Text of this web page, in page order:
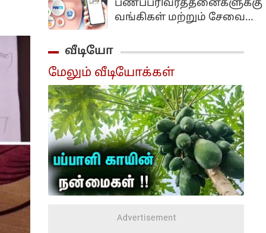
போல்டி பப்ளிக்'என்ற
நாடு தழுவிய
தொடங்கவுள்ளதாக
அறிவித்துள்ளார்.
சத்ரபதி சம்பாஜிநகரில்
நடைபெற்ற கட்சியின்
முக்கிய தலைவர்கள்
கூட்டத்திற்கு பிறகு
செய்தியாளர்களை
சந்தித்த அவர் இதனைத்
தெரிவித்தார்.
நிறைவேற்றம்...
பணப்பரிவர்த்தனைகளுக்கு
வங்கிகள் மற்றும் சேவை
மசோதா மக்களவையில்
நிறைவேற்றப்பட்டுள்ளது.
வீடியோ
மேலும் வீடியோக்கள்